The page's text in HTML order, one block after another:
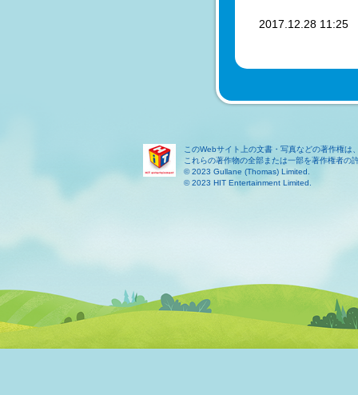
2017.12.28
このWebサイト上の文書・写真などの著作権
これらの著作物の全部または一部を著作権者の
© 2023 Gullane (Thomas) Limited.
© 2023 HIT Entertainment Limited.